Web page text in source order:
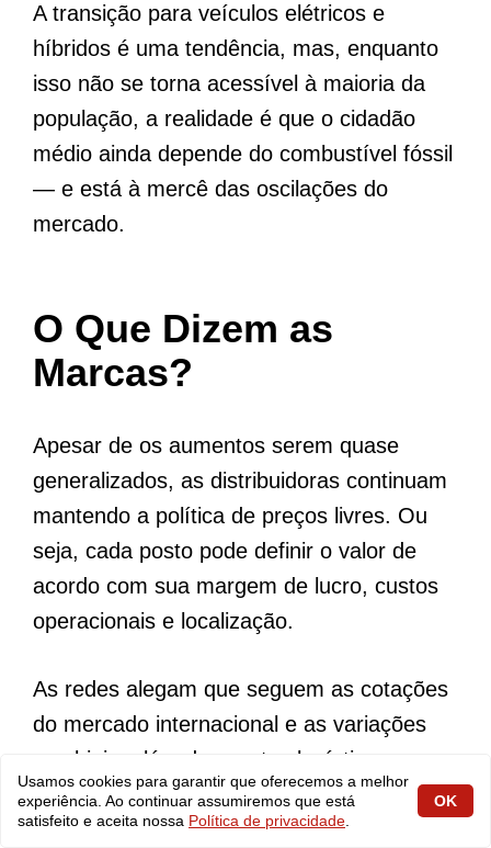
A transição para veículos elétricos e
híbridos é uma tendência, mas, enquanto
isso não se torna acessível à maioria da
população, a realidade é que o cidadão
médio ainda depende do combustível fóssil
— e está à mercê das oscilações do
mercado.
O Que Dizem as
Marcas?
Apesar de os aumentos serem quase
generalizados, as distribuidoras continuam
mantendo a política de preços livres. Ou
seja, cada posto pode definir o valor de
acordo com sua margem de lucro, custos
operacionais e localização.
As redes alegam que seguem as cotações
do mercado internacional e as variações
cambiais, além dos custos logísticos.
Nenhuma das marcas se pronunciou
oficialmente sobre os aumentos desta
Usamos cookies para garantir que oferecemos a melhor
experiência. Ao continuar assumiremos que está
satisfeito e aceita nossa Política de privacidade
OK